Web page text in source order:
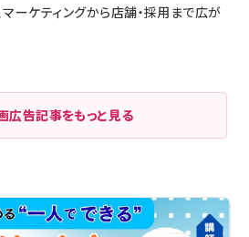
マーケティングから店舗・採用まで広が
広告記事をもっと見る